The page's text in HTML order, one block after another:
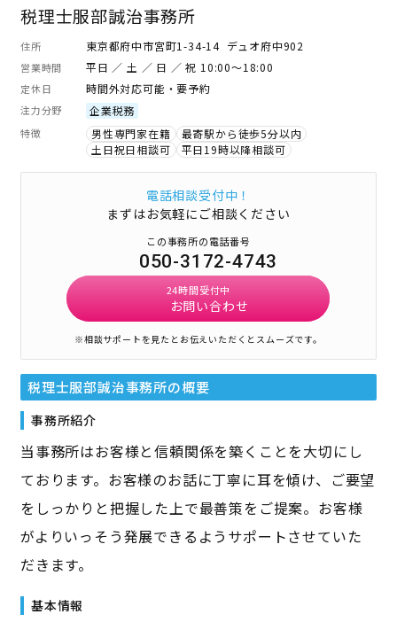
税理士服部誠治事務所
住所 東京都府中市宮町1-34-14 デュオ府中902
営業時間 平日 ／ 土 ／ 日 ／ 祝 10:00～18:00
定休日 時間外対応可能・要予約
注力分野 企業税務
特徴 男性専門家在籍
最寄駅から徒歩5分以内
土日祝日相談可
平日19時以降相談可
電話相談受付中！
まずはお気軽にご相談ください
この事務所の電話番号
050-3172-4743
24時間受付中
お問い合わせ
※相談サポートを見たとお伝えいただくとスムーズです。
税理士服部誠治事務所の概要
事務所紹介
当事務所はお客様と信頼関係を築くことを大切にし
ております。お客様のお話に丁寧に耳を傾け、ご要望
をしっかりと把握した上で最善策をご提案。お客様
がよりいっそう発展できるようサポートさせていた
だきます。
基本情報